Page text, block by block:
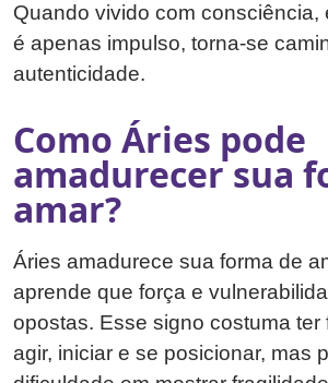
Quando vivido com consciência,
é apenas impulso, torna-se
autenticidade.
Como Áries pode
amadurecer sua
amar?
Áries amadurece sua forma de
aprende que força e
opostas. Esse signo costuma ter
agir, iniciar e se posicionar, mas